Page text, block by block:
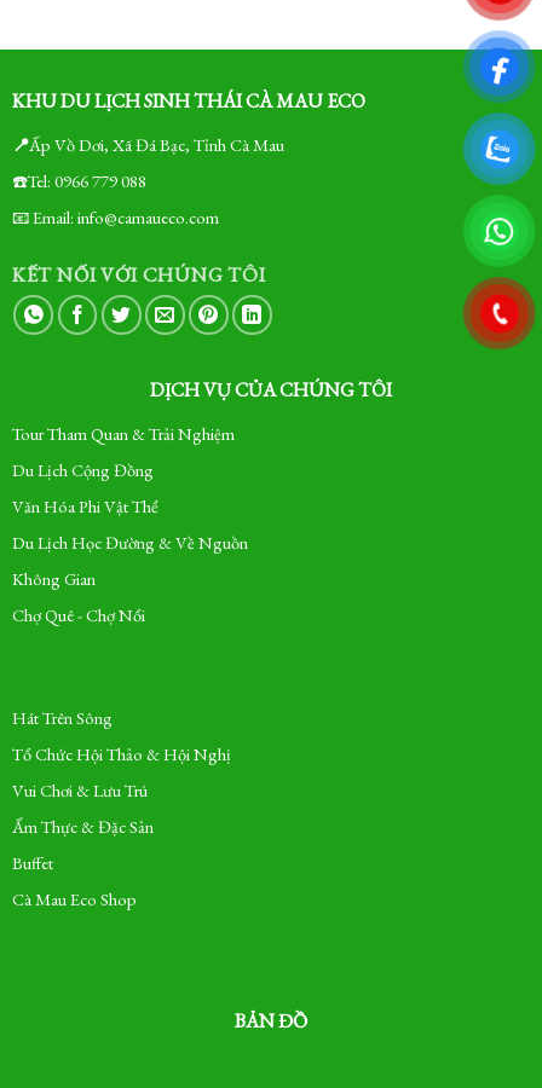
KHU DU LỊCH SINH THÁI CÀ MAU ECO
📍Ấp Vồ Dơi, Xã Đá Bạc, Tỉnh Cà Mau
☎️Tel: 0966 779 088
📧 Email: info@camaueco.com
KẾT NỐI VỚI CHÚNG TÔI
DỊCH VỤ CỦA CHÚNG TÔI
Tour Tham Quan & Trải Nghiệm
Du Lịch Cộng Đồng
Văn Hóa Phi Vật Thể
Du Lịch Học Đường & Về Nguồn
Không Gian
Chợ Quê - Chợ Nổi
Hát Trên Sông
Tổ Chức Hội Thảo & Hội Nghị
Vui Chơi & Lưu Trú
Ẩm Thực & Đặc Sản
Buffet
Cà Mau Eco Shop
BẢN ĐỒ